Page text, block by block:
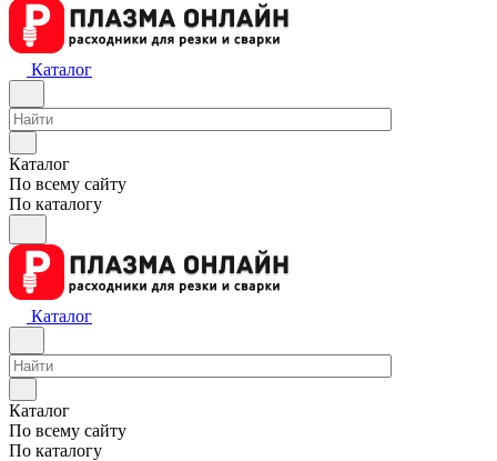
Каталог
Каталог
По всему сайту
По каталогу
Каталог
Каталог
По всему сайту
По каталогу